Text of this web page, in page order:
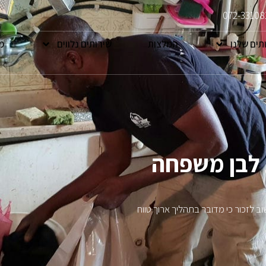
072-
שלנו המלצות שירותים נלווים
לבן משפחה
לזכור כי מדובר בתהליך ארוך טווח